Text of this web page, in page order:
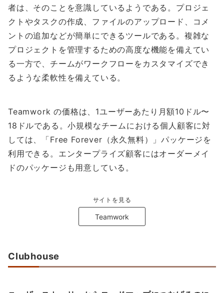
者は、そのことを意識しているようである。プロジェ
クトやタスクの作成、ファイルのアップロード、コメ
ントの追加などが簡単にできるツールである。複雑な
プロジェクトを管理するための高度な機能を備えてい
る一方で、チームがワークフローをカスタマイズでき
るような柔軟性を備えている。
Teamwork の価格は、1ユーザーあたり月額10ドル〜
18ドルである。小規模なチームにおける個人顧客に対
しては、「Free Forever（永久無料）」パッケージを
利用できる。エンタープライズ顧客にはオーダーメイ
ドのパッケージも用意している。
サイトを見る
Teamwork
Clubhouse